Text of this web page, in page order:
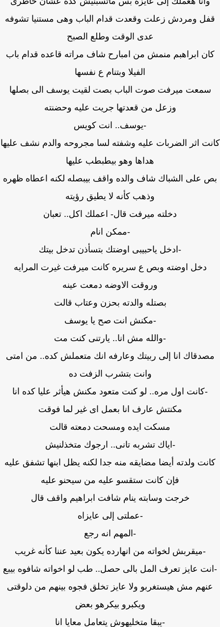
ومردش زعلت وقعدت قدام الباب وهى مستنيا تشوفه
عدى الوقت وطلع الصبح
ابراهبم منمش من امبارح شاف مراته قاعده قدام باب
الفيلا وبتنام ع نفسها
سمعت ميرفت صوت الباب بصت لقيت يوسف الى بصلها
وزعل من قعدتها جريت عليه وحضنته
-يوسف.. انت كويس
اثر الضربات عليه وشفته لسا مجروحه والدم نشف عليها
هداها وهو بيطبطب عليها
على الشباك شاف والده واقف بيبصله لكنه اعطاه ظهره
وذهب كأنه لا يطيق رؤيته
دخلته ميرفت قال- اعملك اكل.. تعبان
-ممكن انام
-ادخل ياحبيبى اوضتك بتسأذن تدخل بيتك
دخل اوضته وبص ع سريره كانت ميرفت غيرت المرايه
وروقت الاوضه دمعت عينه
بصتله والدته بحزن وعتاب قالت
-مكنش انت صح يا يوسف
-والله مش انا.. يارتنى كنت مت
انا إلى ربيتك وعارفه انك متعملش كده.. من امتى
وانت بتشرب الزفت ده
-كانت اول مره.. لو كنت متعود مكنش هيأثر عليا كده انا
مكنتش عارف انا بعمل اى غير لما فوقت
مسكت ايده ومسحت دمعته قالت
-اياك تشربه تانى.. ارجوك متخذلنيش
ولدته أيضا مضايقه منه جدا لكنه يظل ابنها تشفق عليه
فإن كانت ستقسو عليه من سيحنو عليه
خرجت وسابته ينام شافت ابراهيم واقف قال
-عملتى إلى عايزاه
-المهم انه رجع
-ميقربش لخواته من انهارده يكون بعيد عننا كأنه غريب
عايز تعرف المل بالى حصل.. طب لو اخواته شافوه بيبع
مش هيستغربو ولا عايز تخلق فجوه بينهم من دلوقتى
ويكبرو بيكرهو بعض
-يبقا متخليهوش يتعامل معايا انا